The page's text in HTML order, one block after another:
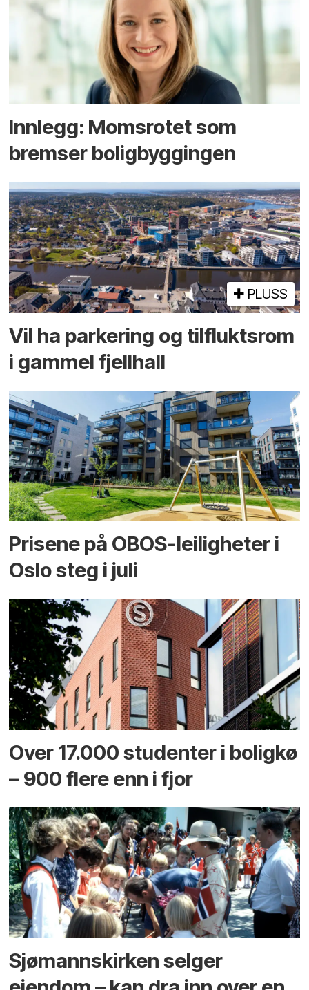
Innlegg: Moms­rotet som
bremser bolig­byggingen
PLUSS
Vil ha parkering og tilflukts­rom
i gammel fjellhall
Prisene på OBOS-leiligheter i
Oslo steg i juli
Over 17.000 studenter i boligkø
– 900 flere enn i fjor
Sjømannskirken selger